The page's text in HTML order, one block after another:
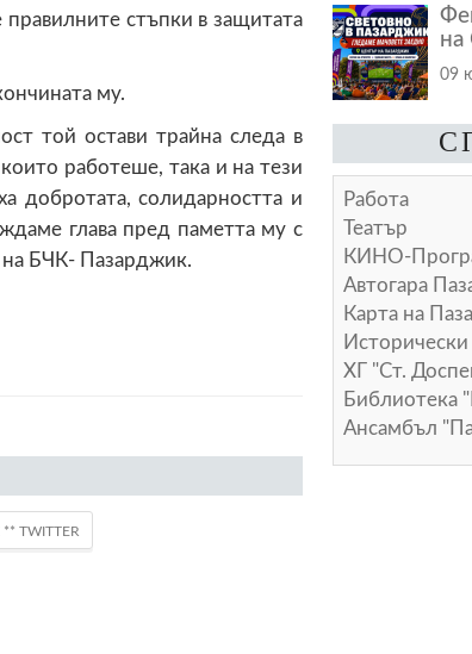
правилните стъпки в защитата
му.
той остави трайна следа в
работеше, така и на тези
добротата, солидарността и
глава пред паметта му с
на БЧК- Пазарджик.
на
09
Работа
Театър
КИНО-
Автогара
Карта на
ХГ "Ст.
Библиотека
Ансамбъл